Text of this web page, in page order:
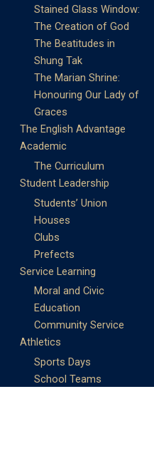
Stained Glass Window:
The Creation of God
The Beatitudes in
Shung Tak
The Marian Shrine:
Honouring Our Lady of
Graces
The English Advantage
Academic
The Curriculum
Student Leadership
Students’ Union
Houses
Clubs
Prefects
Service Learning
Moral and Civic
Education
Community Service
Athletics
Sports Days
School Teams